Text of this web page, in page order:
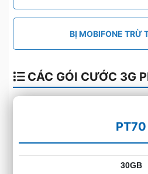
BỊ MOBIFONE TRỪ
CÁC GÓI CƯỚC 3G
PT70
30GB